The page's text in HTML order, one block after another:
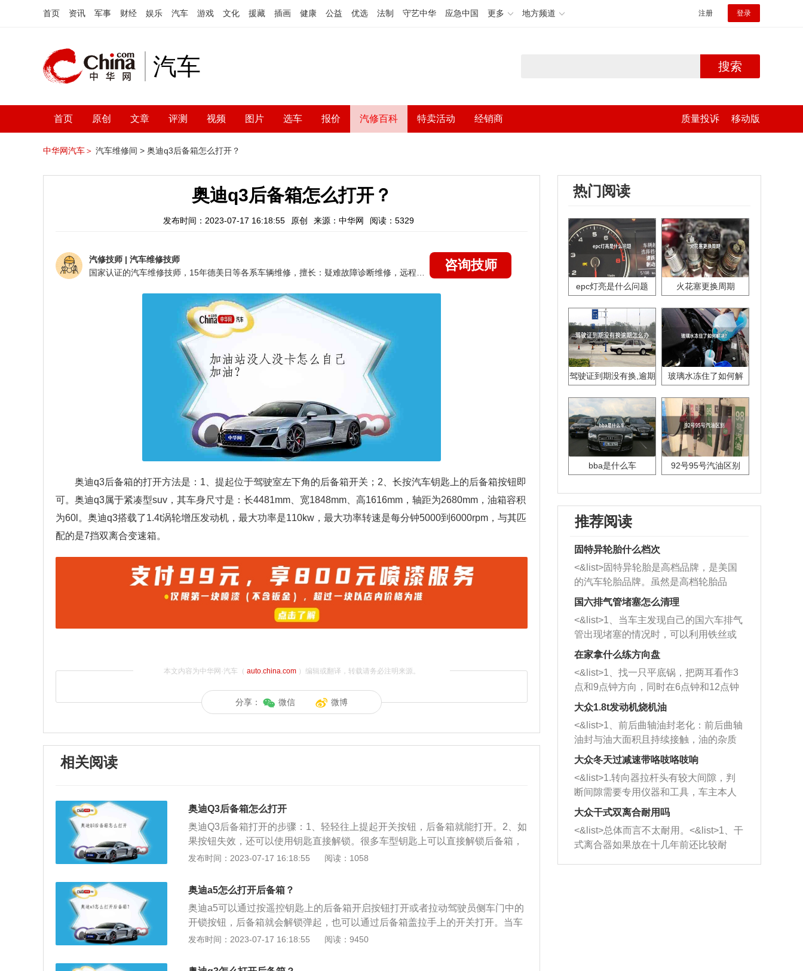
首页 资讯 军事 财经 娱乐 汽车 游戏 文化 援藏 插画 健康 公益 优选 法制 守艺中华 应急中国 更多 地方频道 注册 登录
汽车 搜索
首页 原创 文章 评测 视频 图片 选车 报价 汽修百科 特卖活动 经销商 质量投诉 移动版
中华网汽车＞ 汽车维修间 > 奥迪q3后备箱怎么打开？
奥迪q3后备箱怎么打开？
发布时间：2023-07-17 16:18:55 原创 来源：中华网 阅读：5329
汽修技师 | 汽车维修技师
咨询技师
奥迪q3后备箱的打开方法是：1、提起位于驾驶室左下角的后备箱开关；2、长按汽车钥匙上的后备箱按钮即
可。奥迪q3属于紧凑型suv，其车身尺寸是：长4481mm、宽1848mm、高1616mm，轴距为2680mm，油箱容积
为60l。奥迪q3搭载了1.4t涡轮增压发动机，最大功率是110kw，最大功率转速是每分钟5000到6000rpm，与其匹
配的是7挡双离合变速箱。
本文内容为中华网·汽车（ auto.china.com）编辑或翻译，转载请务必注明来源。
分享： 微信 微博
相关阅读
奥迪Q3后备箱怎么打开
奥迪Q3后备箱打开的步骤：1、轻轻往上提起开关按钮，后备箱就能打开。2、如
果按钮失效，还可以使用钥匙直接解锁。很多车型钥匙上可以直接解锁后备箱，
直接按压钥匙上的后备箱解锁按键即可。3、车辆钥匙在感应范围（大概为1米）
钮，一个为关闭后备箱，另一个在关闭后备箱的同时还会自动锁车。在开车前要
养成检查的习惯，确保后备箱门锁啮合到位。即使上锁但未啮合到位的门锁，也
可能造成后备箱突然打开，是行车途中潜在的安全问题。行李箱盖打开一条缝或
者全部敞开，有可能造成废气窜入车内，影响驾乘人员的健康。
发布时间：2023-07-17 16:18:55 阅读：1058
奥迪a5怎么打开后备箱？
奥迪a5可以通过按遥控钥匙上的后备箱开启按钮打开或者拉动驾驶员侧车门中的
开锁按钮，后备箱就会解锁弹起，也可以通过后备箱盖拉手上的开关打开。当车
辆被上锁后，按遥控钥匙上的后备箱开启按钮可以单独给后备箱解锁，再次关上
54mm、1391mm，轴距为2810mm。该车发动机动力可以通过六速手动变速箱或
发布时间：2023-07-17 16:18:55 阅读：9450
热门阅读
epc灯亮是什么问题 火花塞更换周期
驾驶证到期没有换,逾期
玻璃水冻住了如何解
bba是什么车 92号95号汽油区别
推荐阅读
固特异轮胎什么档次
<&list>固特异轮胎是高档品牌，是美国
的汽车轮胎品牌。虽然是高档轮胎品
牌，但是中高低端的轮胎都有生产，这
也是为了更好的开拓市场。
国六排气管堵塞怎么清理
<&list>1、当车主发现自己的国六车排气
管出现堵塞的情况时，可以利用铁丝或
者是细棍，直接将杂物给取出来，如果
堵塞情况比较严重，也可以采取应急措
施。 <&list>2、直接利用木棍将所有的
杂物推到排气管里面的位置处，然后将
三元催化器拆解开，就可以将堵塞的东
西取出来。但如果是因为积碳过多引起
的堵塞，就需要将三元催化器泡在草酸
洗剂对堵塞的情况得到解决，将清洗剂
放在燃油箱中，与燃油混合后，车辆启
动时，就可以和汽油一起进入到燃烧
室，最后形成废气排出，就可以让三元
催化器得到清洗，排气管堵塞的情况就
能够得到解决。
在家拿什么练方向盘
<&list>1、找一只平底锅，把两耳看作3
点和9点钟方向，同时在6点钟和12点钟
方向做一个标记。 <&list>2、双手握住
一圈半的练习，往右同样也要打相同的
圈数。 <&list>3、最后强调要反复练
习，这样就可以形成肌肉记忆，在真实
驾驶车辆时，不需要记忆也能打好方
向。
大众1.8t发动机烧机油
<&list>1、前后曲轴油封老化：前后曲轴
油封与油大面积且持续接触，油的杂质
和发动机内持续温度变化使其密封效果
逐渐减弱，导致渗油或漏油。<&list>2、
活塞间隙过大：积碳会使活塞环与缸体
的间隙扩大，导致机油流入燃烧室中，
造成烧机油。<&list>3、机油粘度。使用
机油粘度过小的话，同样会有烧机油现
象，机油粘度过小具有很好的流动性，
大众冬天过减速带咯吱咯吱响
<&list>1.转向器拉杆头有较大间隙，判
断间隙需要专用仪器和工具，车主本人
无法制作，需要将车辆送到修理厂或4s
店；<&list>2.车辆半轴套管防尘罩破
裂，破裂后会出现漏油现象，使半轴磨
损严重，磨损的半轴容易损坏，产生异
响；<&list>3.稳定器的转向胶套和球头
大众干式双离合耐用吗
<&list>总体而言不太耐用。<&list>1、干
式离合器如果放在十几年前还比较耐